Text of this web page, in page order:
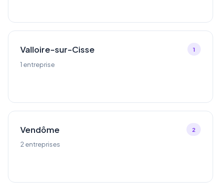
Valloire-sur-Cisse
1 entreprise
1
Vendôme
2 entreprises
2